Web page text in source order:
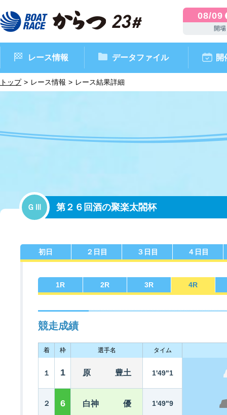
08/09
開場
レース情報
今節の進入コース別成績
今節出場選手のマル得情報
データファイル
佐賀支部選手一覧 記念競走優勝選手一覧
開
トップ レース情報 レース結果詳細
ＧⅢ 第２６回酒の聚楽太閤杯
初日 ２日目 ３日目 ４日目
1R 2R 3R 4R
競走成績
着 枠 選手名 タイム
１ 1 原 豊土 1'49"1
２ 6 白神 優 1'49"9